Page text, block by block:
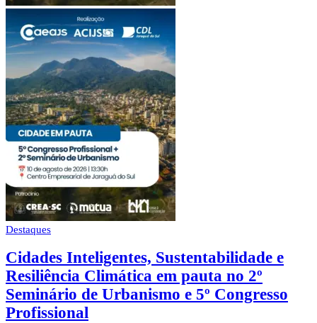
Destaques
Cidades Inteligentes, Sustentabilidade e
Resiliência Climática em pauta no 2º
Seminário de Urbanismo e 5º Congresso
Profissional